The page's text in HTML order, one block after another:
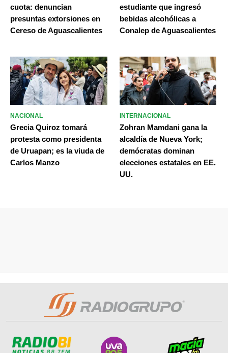
cuota: denuncian
presuntas extorsiones en
Cereso de Aguascalientes
estudiante que ingresó
bebidas alcohólicas a
Conalep de Aguascalientes
NACIONAL
Grecia Quiroz tomará
protesta como presidenta
de Uruapan; es la viuda de
Carlos Manzo
INTERNACIONAL
Zohran Mamdani gana la
alcaldía de Nueva York;
demócratas dominan
elecciones estatales en EE.
UU.